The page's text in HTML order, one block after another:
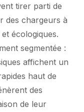
tirer parti de
des chargeurs à
écologiques.
segmentée :
affichent un
haut de
des
de leur